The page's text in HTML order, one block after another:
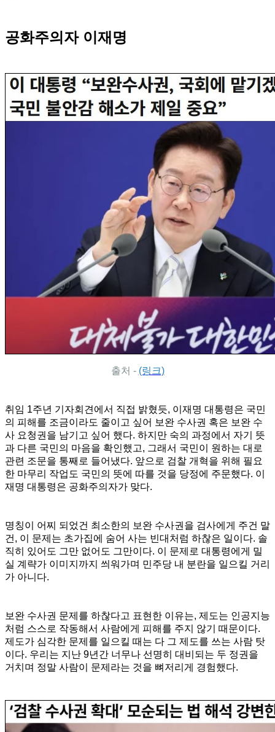
공화주의자 이재명
출처 - (링크)
취임 1주년 기자회견에서 직접 밝혔듯, 이재명 대통령은 국민
의 피해를 조금이라도 줄이고 싶어 보완 수사권 혹은 보완 수
사 요청권을 남기고 싶어 했다. 하지만 숙의 과정에서 자기 뜻
과 다른 국민의 마음을 확인했고, 그래서 국민이 원하는 대로
관련 조문을 통째로 들어냈다. 앞으로 검찰 개혁을 위해 필요
한 마무리 작업도 국민의 뜻에 따를 것을 당정에 주문했다. 이
재명 대통령은 공화주의자가 맞다.
명칭이 어찌 되었건 최소한의 보완 수사권을 검사에게 주건 말
건, 이 문제는 초가집에 숨어 사는 빈대처럼 하찮은 일이다. 솔
직히 있어도 그만 없어도 그만이다. 이 문제로 대통령에게 밀
실 계략가 이미지까지 씌워가며 민주당 내 분란을 일으킬 거리
가 아니다.
보완 수사권 문제를 하찮다고 표현한 이유는, 제도는 인공지능
처럼 스스로 작동해서 사람에게 피해를 주지 않기 때문이다.
제도가 심각한 문제를 일으킬 때는 다 그 제도를 쓰는 사람 탓
이다. 우리는 지난 9년간 너무나 선명히 대비되는 두 정권을
거치며 정말 사람이 문제라는 것을 뼈저리게 경험했다.